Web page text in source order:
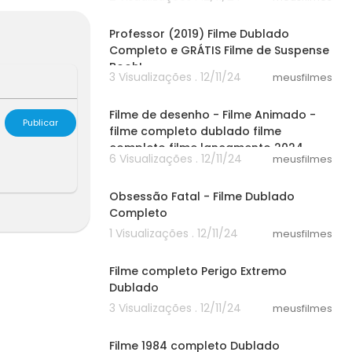
Professor (2019) Filme Dublado
Completo e GRÁTIS Filme de Suspense
Booh!
3 Visualizações . 12/11/24 meusfilmes
Filme de desenho - Filme Animado -
filme completo dublado filme
completo filme lançamento 2024
6 Visualizações . 12/11/24 meusfilmes
Obsessão Fatal - Filme Dublado
Completo
1 Visualizações . 12/11/24
meusfilmes
Filme completo Perigo Extremo
Dublado
3 Visualizações . 12/11/24
meusfilmes
Filme 1984 completo Dublado
/>Percy
Publicar